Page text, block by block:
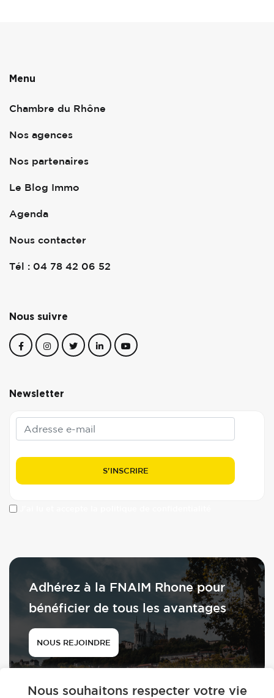
Menu
Chambre du Rhône
Nos agences
Nos partenaires
Le Blog Immo
Agenda
Nous contacter
Tél : 04 78 42 06 52
Nous suivre
Newsletter
Adhérez à la FNAIM Rhone pour
bénéficier de tous les avantages
NOUS REJOINDRE
Nous souhaitons respecter votre vie